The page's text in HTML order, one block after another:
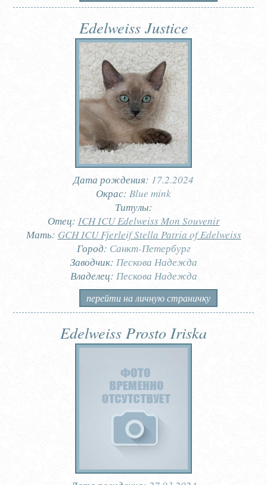
Edelweiss Justice
Дата рождения: 17.2.2024
Окрас: Blue mink
Титулы:
Отец: ICH ICU Edelweiss Mon Souvenir
Мать: GCH ICU Fjerleif Stella Patria of Edelweiss
Город: Санкт-Петербург
Заводчик: Пескова Надежда
Владелец: Пескова Надежда
перейти на личную страничку
Edelweiss Prosto Iriska